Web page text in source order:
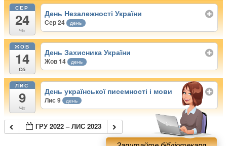
СЕР
24
Чт
День Незалежності України
Сер 24 день
ЖОВ
14
Сб
День Захисника України
Жов 14 день
ЛИС
9
Чт
День української писемності і мови
Лис 9 день
ГРУ 2022 – ЛИС 2023